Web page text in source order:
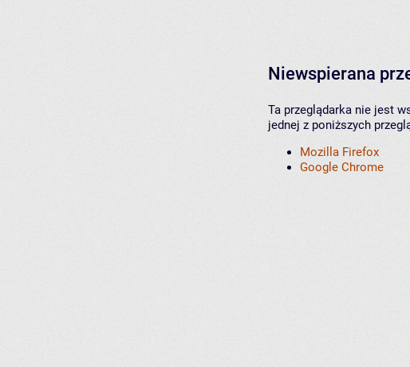
Niewspierana
Ta przeglądarka nie jest
jednej z poniższych
Mozilla Firefox
Google Chrome